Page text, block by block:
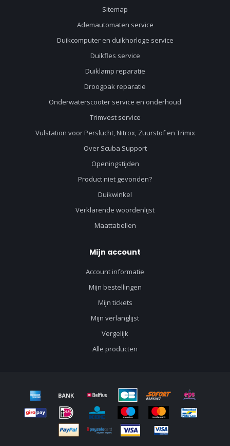
Sitemap
Ademautomaten service
Duikcomputer en duikhorloge service
Duikfles service
Duiklamp reparatie
Droogpak reparatie
Onderwaterscooter service en onderhoud
Trimvest service
Vulstation voor Perslucht, Nitrox, Zuurstof en Trimix
Over Scuba Support
Openingstijden
Product niet gevonden?
Duikwinkel
Verklarende woordenlijst
Maattabellen
Mijn account
Account informatie
Mijn bestellingen
Mijn tickets
Mijn verlanglijst
Vergelijk
Alle producten